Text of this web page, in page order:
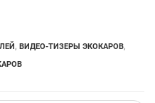
, ВИДЕО-ТИЗЕРЫ ЭКОКАРОВ,